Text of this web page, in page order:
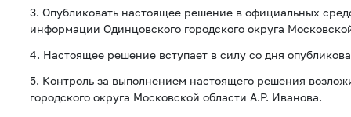
3. Опубликовать настоящее решение в официальных
информации Одинцовского городского округа
4. Настоящее решение вступает в силу со дня
5. Контроль за выполнением настоящего решения
городского округа Московской области А.Р. Иванова.